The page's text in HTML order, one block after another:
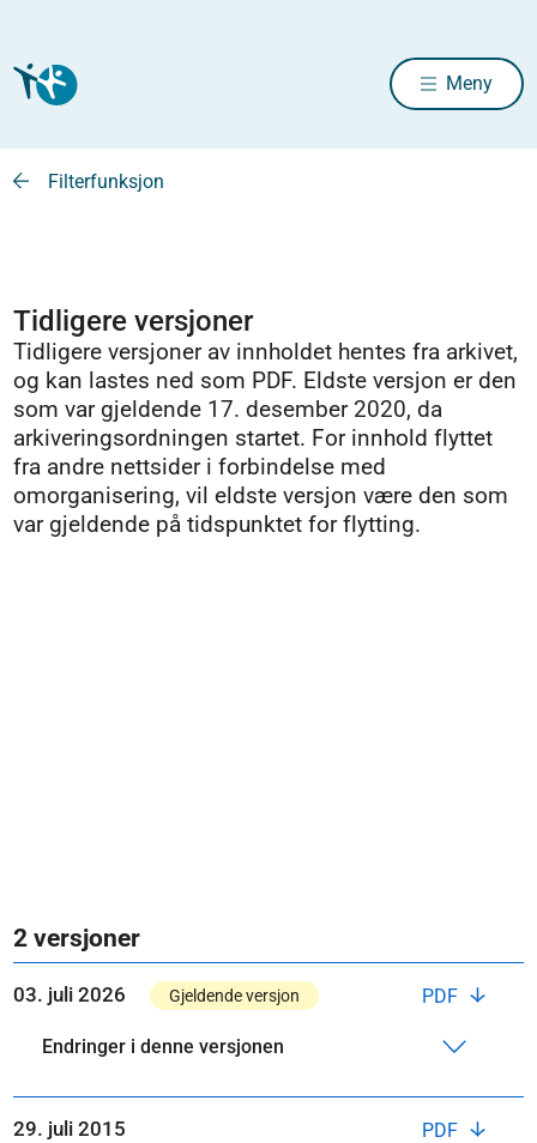
Meny
Filterfunksjon
Tidligere versjoner
Tidligere versjoner av innholdet hentes fra arkivet,
og kan lastes ned som PDF. Eldste versjon er den
som var gjeldende 17. desember 2020, da
arkiveringsordningen startet. For innhold flyttet
fra andre nettsider i forbindelse med
omorganisering, vil eldste versjon være den som
var gjeldende på tidspunktet for flytting.
2 versjoner
PDF
03. juli 2026 Gjeldende versjon
Endringer i denne versjonen
PDF
29. juli 2015